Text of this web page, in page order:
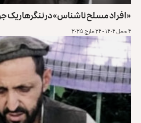
«افراد مسلح ناشناس» در ننگرهار یک
۴ حمل ۱۴۰۴ - ۲۴ مارچ ۲۰۲۵